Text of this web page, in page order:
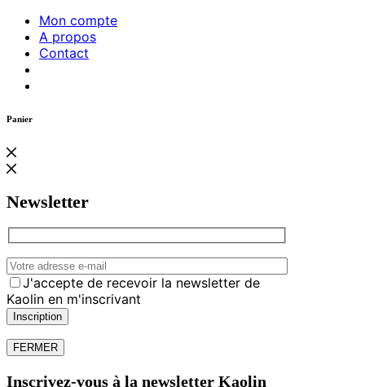
Mon compte
A propos
Contact
Panier
Newsletter
J'accepte de recevoir la newsletter de
Kaolin en m'inscrivant
FERMER
Inscrivez-vous à la newsletter Kaolin